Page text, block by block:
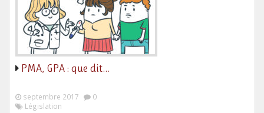
PMA, GPA : que dit…
septembre 2017
0
Législation